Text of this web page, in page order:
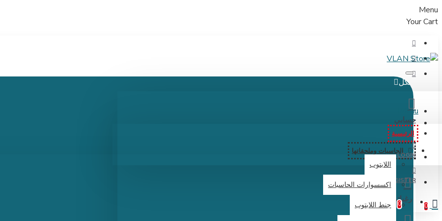
Menu
Your Cart
الكل
حسابي
رغباتي
0
Menu
الرئيسية
الحاسبات وملحقاتها
اللابتوب
اكسسوارات الحاسبات
جنط اللابتوب
LOGIN
REGISTER
0